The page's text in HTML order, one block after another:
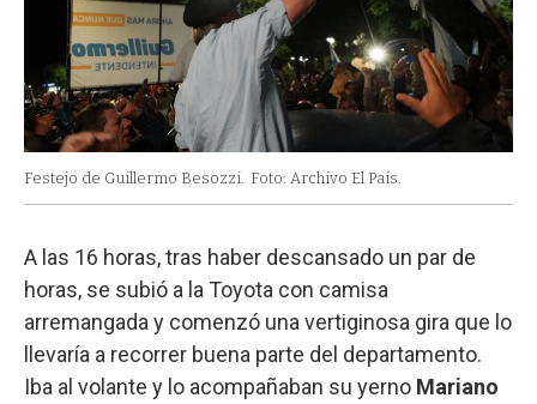
Festejo de Guillermo Besozzi. Foto: Archivo El País.
A las 16 horas, tras haber descansado un par de
horas, se subió a la Toyota con camisa
arremangada y comenzó una vertiginosa gira que lo
llevaría a recorrer buena parte del departamento.
Iba al volante y lo acompañaban su yerno Mariano